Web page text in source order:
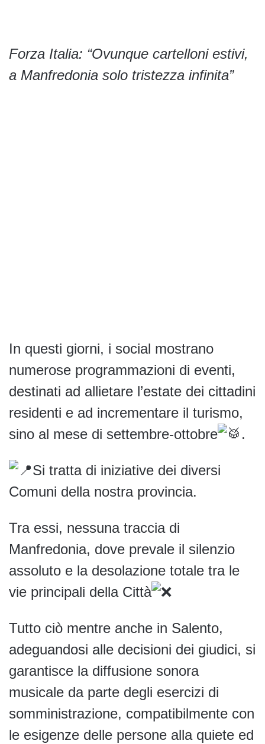
Forza Italia: “Ovunque cartelloni estivi,
a Manfredonia solo tristezza infinita”
In questi giorni, i social mostrano
numerose programmazioni di eventi,
destinati ad allietare l’estate dei cittadini
residenti e ad incrementare il turismo,
sino al mese di settembre-ottobre
.
Si tratta di iniziative dei diversi
Comuni della nostra provincia.
Tra essi, nessuna traccia di
Manfredonia, dove prevale il silenzio
assoluto e la desolazione totale tra le
vie principali della Città
Tutto ciò mentre anche in Salento,
adeguandosi alle decisioni dei giudici, si
garantisce la diffusione sonora
musicale da parte degli esercizi di
somministrazione, compatibilmente con
le esigenze delle persone alla quiete ed